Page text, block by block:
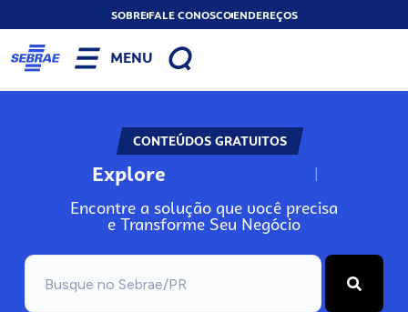
SOBREFALE CONOSCOENDEREÇOS
MENU
CONTEÚDOS GRATUITOS
Explore N
Encontre a solução que você precisa
e Transforme Seu Negócio